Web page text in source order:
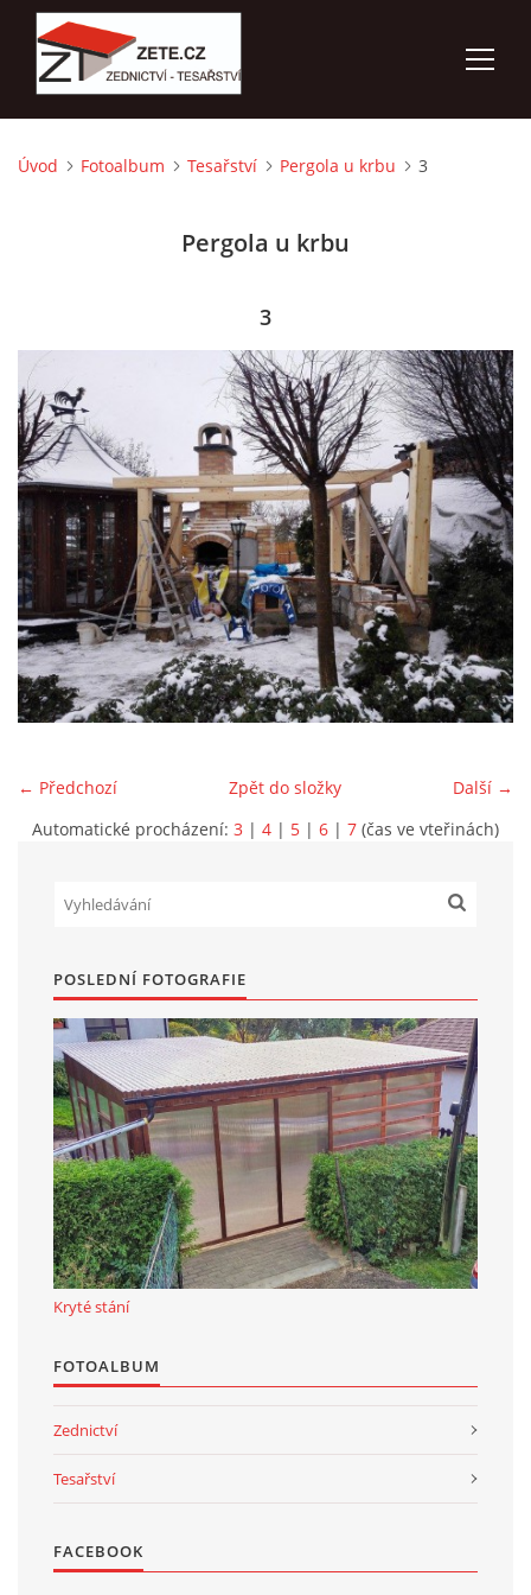
ÚVOD
KONTAKTY
3D VIZUALIZACE
Marek Petruželka
Studýnka 131
Hronov
549 46
+420 731561027
Aktualizováno: 22. 9. 2023
Úvod Fotoalbum Tesařství Pergola u krbu 3
Pergola u krbu
3
← Předchozí Další →
Zpět do složky
Automatické procházení: 3 | 4 | 5 | 6 | 7 (čas ve vteřinách)
POSLEDNÍ FOTOGRAFIE
Kryté stání
FOTOALBUM
Zednictví
Tesařství
FACEBOOK